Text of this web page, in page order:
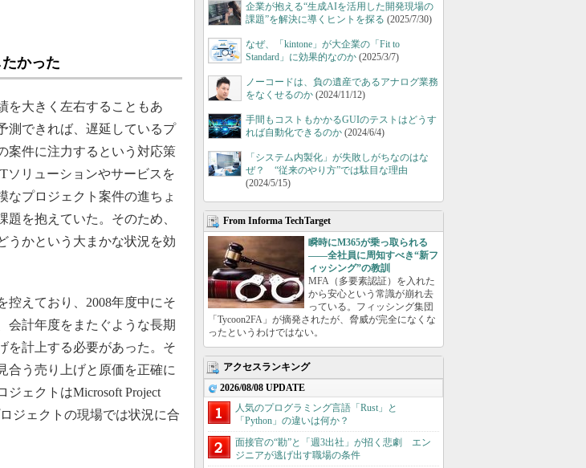
かった
を大きく左右することもあ
測できれば、遅延しているプ
案件に注力するという対応策
ソリューションやサービスを
なプロジェクト案件の進ちょ
を抱えていた。そのため、
うかという大まかな状況を効
控えており、2008年度中にそ
会計年度をまたぐような長期
を計上する必要があった。そ
合う売り上げと原価を正確に
ェクトはMicrosoft Project
ジェクトの現場では状況に合
企業が抱える“生成AIを活用した開発現場の
課題”を解決に導くヒントを探る (2025/7/30)
なぜ、「kintone」が大企業の「Fit to
Standard」に効果的なのか (2025/3/7)
ノーコードは、負の遺産であるアナログ業務
をなくせるのか (2024/11/12)
手間もコストもかかるGUIのテストはどうす
れば自動化できるのか (2024/6/4)
「システム内製化」が失敗しがちなのはな
ぜ？ “従来のやり方”では駄目な理由
(2024/5/15)
From Informa TechTarget
瞬時にM365が乗っ取られる
――全社員に周知すべき“新フ
ィッシング”の教訓
MFA（多要素認証）を入れた
から安心という常識が崩れ去
っている。フィッシング集団
「Tycoon2FA」が摘発されたが、脅威が完全になくな
ったというわけではない。
アクセスランキング
2026/08/08 UPDATE
人気のプログラミング言語「Rust」と
「Python」の違いは何か？
面接官の“勘”と「週3出社」が招く悲劇 エン
ジニアが逃げ出す職場の条件